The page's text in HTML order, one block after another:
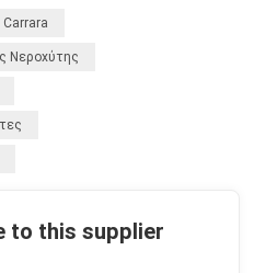
Νεροχύτης
to this supplier